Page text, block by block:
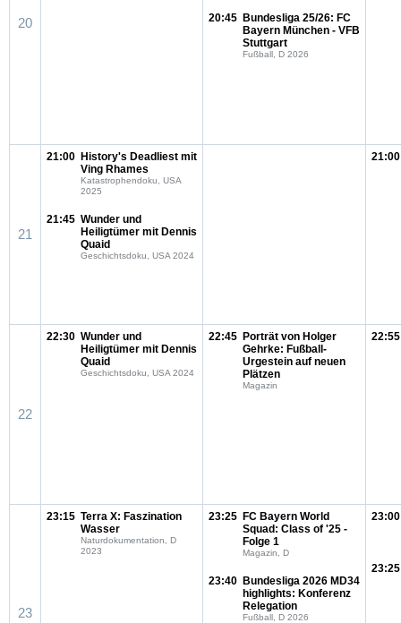
20 20:45 Bundesliga 25/26: FC
Bayern München - VFB
Stuttgart
Fußball, D 2026
21
21:00 History's Deadliest mit
Ving Rhames
Katastrophendoku, USA
2025
21:45 Wunder und
Heiligtümer mit Dennis
Quaid
Geschichtsdoku, USA 2024
21:00
22
22:30 Wunder und
Heiligtümer mit Dennis
Quaid
Geschichtsdoku, USA 2024
22:45 Porträt von Holger
Gehrke: Fußball-
Urgestein auf neuen
Plätzen
Magazin
22:55
23
23:15 Terra X: Faszination
Wasser
Naturdokumentation, D
2023
23:25 FC Bayern World
Squad: Class of '25 -
Folge 1
Magazin, D
23:40 Bundesliga 2026 MD34
highlights: Konferenz
Relegation
Fußball, D 2026
23:00
23:25